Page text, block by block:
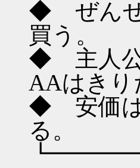
◆ ぜんぜ
買う。
◆ 主人公
AAはきり
◆ 安価は
る。